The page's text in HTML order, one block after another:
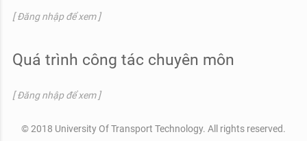
[ Đăng nhập để xem ]
Quá trình công tác chuyên môn
[ Đăng nhập để xem ]
© 2018 University Of Transport Technology. All rights reserved.